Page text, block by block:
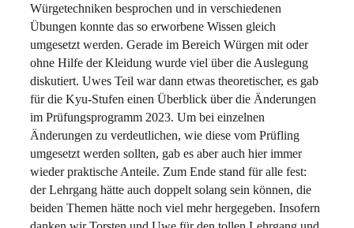
Würgetechniken besprochen und in verschiedenen
Übungen konnte das so erworbene Wissen gleich
umgesetzt werden. Gerade im Bereich Würgen mit oder
ohne Hilfe der Kleidung wurde viel über die Auslegung
diskutiert. Uwes Teil war dann etwas theoretischer, es gab
für die Kyu-Stufen einen Überblick über die Änderungen
im Prüfungsprogramm 2023. Um bei einzelnen
Änderungen zu verdeutlichen, wie diese vom Prüfling
umgesetzt werden sollten, gab es aber auch hier immer
wieder praktische Anteile. Zum Ende stand für alle fest:
der Lehrgang hätte auch doppelt solang sein können, die
beiden Themen hätte noch viel mehr hergegeben. Insofern